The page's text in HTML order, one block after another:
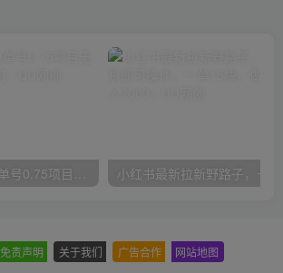
无限接码撸红包单号0.75项目无偿分享给你【揭秘】
免责声明 关于我们 广告合作 网站地图